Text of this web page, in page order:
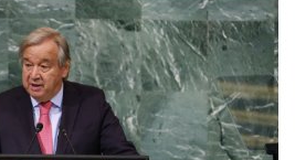
fósiles